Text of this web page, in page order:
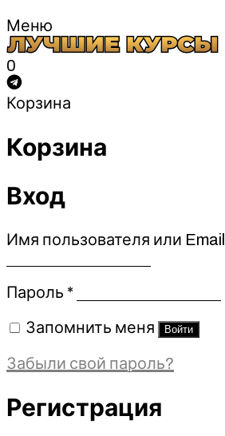
Меню
0
Корзина
Корзина
Вход
Имя пользователя или Email
Пароль *Обязательно
Запомнить меня Войти
Забыли свой пароль?
Регистрация